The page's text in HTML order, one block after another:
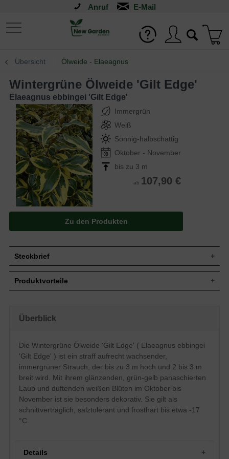
Anruf
Übersicht Ölweide - Elaeagnus
Wintergrüne Ölweide 'Gilt Edge'
Elaeagnus ebbingei 'Gilt Edge'
Immergrün
Weiß
Sonnig-halbschattig
Oktober - November
bis zu 3 m
ab 107,90 €
Zu den Produkten
Steckbrief
Zuwachs
Wuchsform
Frucht
Fruchtlos
Blüte
Weiß, unauffällig, duftend, Oktober/
November
Blütezeit
Oktober - November
Boden
relativ anspruchslos, toleriert sauren bis
alkalischen Untergrund
Standort
Sonnig bis halbschattig
Der Elaeagnus ebbingei 'Gilt Edge' gehört
Produktvorteile
extrem robust und anspruchslos
sehr schnittverträglich
salztolerant (in Küstennähe)
geringer Jahreszuwachs
bei extremer Kälte frostgefährdet
Überblick
Die Wintergrüne Ölweide 'Gilt Edge' ( Elaeagnus ebbingei
'Gilt Edge' ) ist ein straff aufrecht wachsender,
immergrüner Strauch, der bis zu 3 m hoch und 2 bis 3 m
breit wird. Mit ihrem glänzenden, grün-gelb panaschierten
Laub und duftenden weißen Blüten im Oktober bis
November ist sie besonders dekorativ. Sie gilt als
schnittverträglich, salztolerant und frosthart bis etwa -17
°C.
Details